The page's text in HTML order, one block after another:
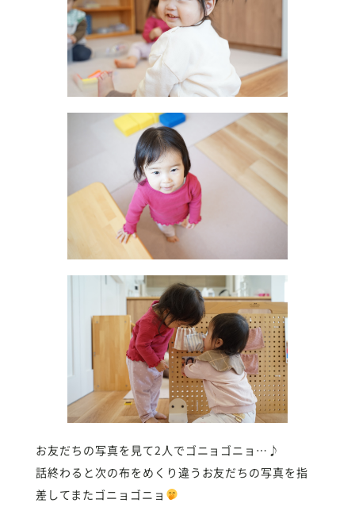
お友だちの写真を見て2人でゴニョゴニョ…♪
話終わると次の布をめくり違うお友だちの写真を指
差してまたゴニョゴニョ